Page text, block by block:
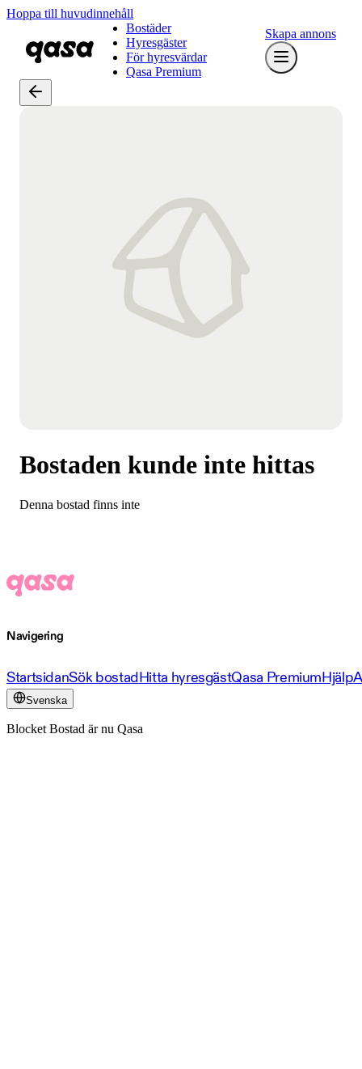
Hoppa till huvudinnehåll
Bostäder
Hyresgäster
För hyresvärdar
Qasa Premium
Skapa annons
Bostaden kunde inte hittas
Denna bostad finns inte
Navigering
StartsidanSök bostadHitta hyresgästQasa PremiumHjälp
Svenska
Blocket Bostad är nu Qasa